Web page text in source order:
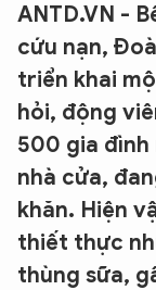
ANTD.VN -
cứu nạn,
triển khai
hỏi, động
500 gia đình
nhà cửa,
khăn. Hiện
thiết thực
thùng sữa,